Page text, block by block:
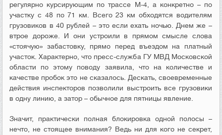
регулярно курсирующим по трассе М-4, а конкретно – по
участку с 48 по 71 км. Всего 23 км обходятся водителям
грузовиков в 40 рублей – это если ехать ночью. Днем же –
втрое дороже. И они устроили в прямом смысле слова
«стоячую» забастовку, прямо перед въездом на платный
участок. Характерно, что пресс-служба ГУ МВД Московской
области по этому поводу заявила, что на количестве и
качестве пробок это не сказалось. Дескать, своевременные
действия инспекторов позволили выстроить все грузовики
в одну линию, а затор – обычное для пятницы явление.
Значит, практически полная блокировка одной полосы –
нечто, не стоящее внимания? Ведь ни для кого не секрет,